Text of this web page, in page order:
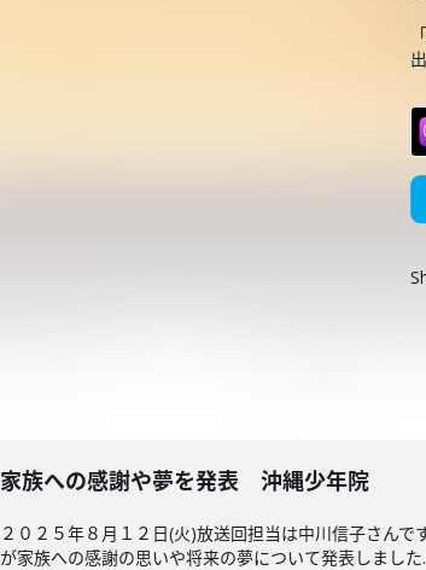
家族への感謝や夢を発表 沖縄少年院
２０２５年８月１２日(火)放送回担当は中川信子さん
が家族への感謝の思いや将来の夢について発表しました